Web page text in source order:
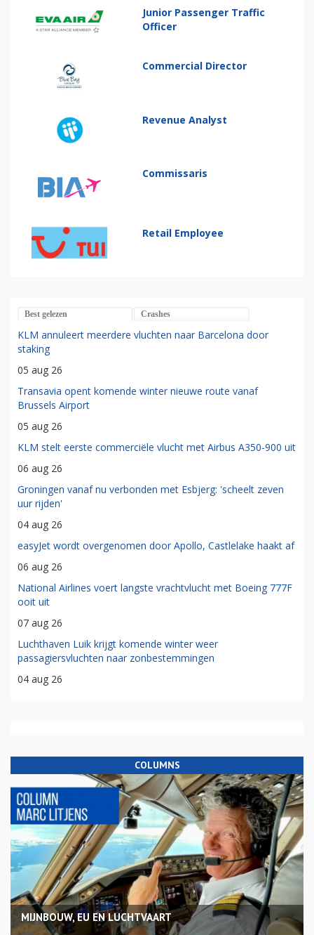
Junior Passenger Traffic
Officer
Commercial Director
Revenue Analyst
Commissaris
Retail Employee
Best gelezen Crashes
KLM annuleert meerdere vluchten naar Barcelona door
staking
05 aug 26
Transavia opent komende winter nieuwe route vanaf
Brussels Airport
05 aug 26
KLM stelt eerste commerciële vlucht met Airbus A350-900 uit
06 aug 26
Groningen vanaf nu verbonden met Esbjerg: 'scheelt zeven
uur rijden'
04 aug 26
easyJet wordt overgenomen door Apollo, Castlelake haakt af
06 aug 26
National Airlines voert langste vrachtvlucht met Boeing 777F
ooit uit
07 aug 26
Luchthaven Luik krijgt komende winter weer
passagiersvluchten naar zonbestemmingen
04 aug 26
COLUMNS
MIJNBOUW, EU EN LUCHTVAART